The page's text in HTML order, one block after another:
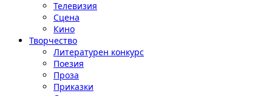
Телевизия
Сцена
Кино
Творчество
Литературен конкурс
Поезия
Проза
Приказки